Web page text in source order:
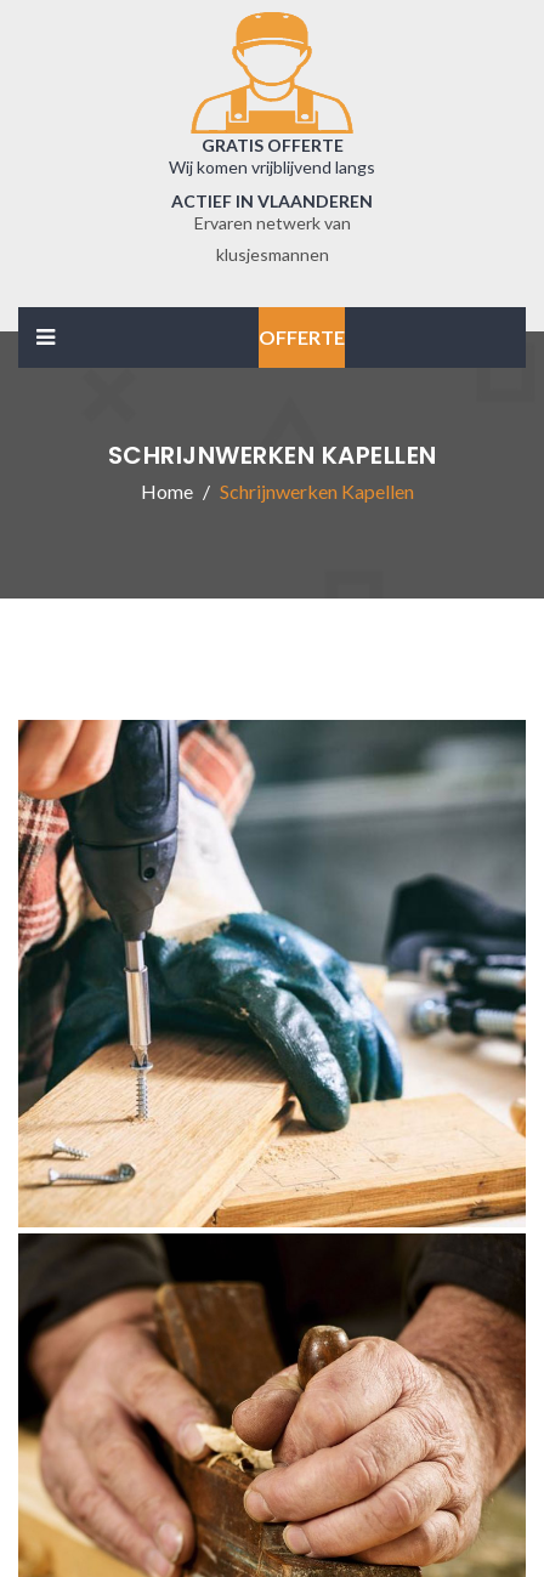
GRATIS OFFERTE
Wij komen vrijblijvend langs
ACTIEF IN VLAANDEREN
Ervaren netwerk van
klusjesmannen
OFFERTE
SCHRIJNWERKEN KAPELLEN
Home Schrijnwerken Kapellen